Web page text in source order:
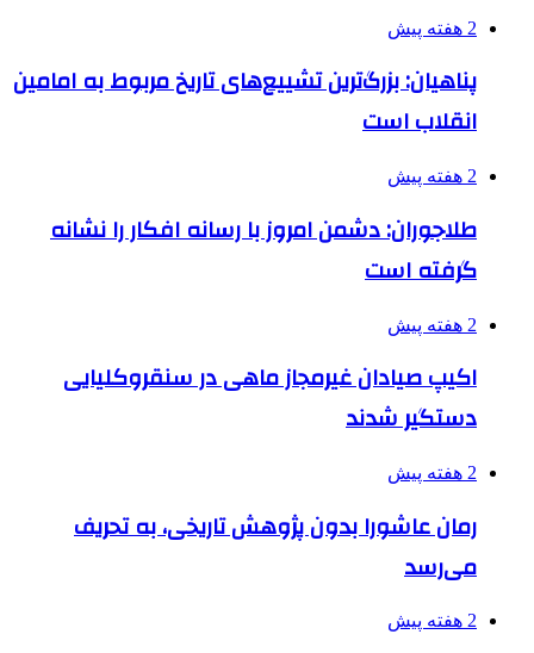
2 هفته پیش
پناهیان: بزرگ‌ترین تشییع‌های تاریخ مربوط به امامین
انقلاب است
2 هفته پیش
طلاجوران: دشمن امروز با رسانه افکار را نشانه
گرفته است
2 هفته پیش
اکیپ صیادان غیرمجاز ماهی در سنقروکلیایی
دستگیر شدند
2 هفته پیش
رمان عاشورا بدون پژوهش تاریخی، به تحریف
می‌رسد
2 هفته پیش